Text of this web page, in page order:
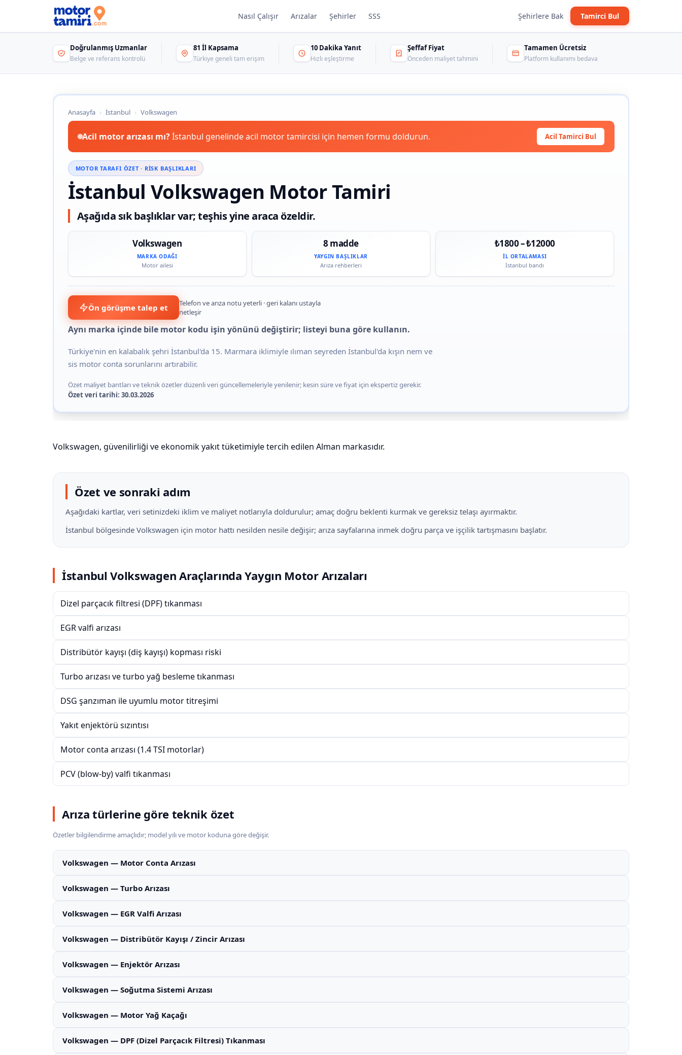
Nasıl Çalışır Arızalar Şehirler SSS Şehirlere Bak Tamirci Bul
Doğrulanmış Uzmanlar
Belge ve referans kontrolü
81 İl Kapsama
Türkiye geneli tam erişim
10 Dakika Yanıt
Hızlı eşleştirme
Şeffaf Fiyat
Önceden maliyet tahmini
Tamamen Ücretsiz
Platform kullanımı bedava
Anasayfa › İstanbul › Volkswagen
Acil motor arızası mı?İstanbul genelinde acil motor tamircisi için hemen formu doldurun. Acil Tamirci Bul
MOTOR TARAFI ÖZET · RISK BAŞLIKLARI
İstanbul Volkswagen Motor Tamiri
Aşağıda sık başlıklar var; teşhis yine araca özeldir.
Volkswagen
MARKA ODAĞI
Motor ailesi
8 madde
YAYGIN BAŞLIKLAR
Arıza rehberleri
₺1800 – ₺12000
İL ORTALAMASI
İstanbul bandı
Ön görüşme talep et
Telefon ve arıza notu yeterli · geri kalanı ustayla
netleşir
Aynı marka içinde bile motor kodu işin yönünü değiştirir; listeyi buna göre kullanın.
Türkiye'nin en kalabalık şehri İstanbul'da 15. Marmara iklimiyle ılıman seyreden İstanbul'da kışın nem ve
sis motor conta sorunlarını artırabilir.
Özet maliyet bantları ve teknik özetler düzenli veri güncellemeleriyle yenilenir; kesin süre ve fiyat için ekspertiz gerekir.
Özet veri tarihi: 30.03.2026
Volkswagen, güvenilirliği ve ekonomik yakıt tüketimiyle tercih edilen Alman markasıdır.
Özet ve sonraki adım
Aşağıdaki kartlar, veri setinizdeki iklim ve maliyet notlarıyla doldurulur; amaç doğru beklenti kurmak ve gereksiz telaşı ayırmaktır.
İstanbul bölgesinde Volkswagen için motor hattı nesilden nesile değişir; arıza sayfalarına inmek doğru parça ve işçilik tartışmasını başlatır.
İstanbul Volkswagen Araçlarında Yaygın Motor Arızaları
Dizel parçacık filtresi (DPF) tıkanması
EGR valfi arızası
Distribütör kayışı (diş kayışı) kopması riski
Turbo arızası ve turbo yağ besleme tıkanması
DSG şanzıman ile uyumlu motor titreşimi
Yakıt enjektörü sızıntısı
Motor conta arızası (1.4 TSI motorlar)
PCV (blow-by) valfi tıkanması
Arıza türlerine göre teknik özet
Özetler bilgilendirme amaçlıdır; model yılı ve motor koduna göre değişir.
Volkswagen — Motor Conta Arızası
Volkswagen — Turbo Arızası
Volkswagen — EGR Valfi Arızası
Volkswagen — Distribütör Kayışı / Zincir Arızası
Volkswagen — Enjektör Arızası
Volkswagen — Soğutma Sistemi Arızası
Volkswagen — Motor Yağ Kaçağı
Volkswagen — DPF (Dizel Parçacık Filtresi) Tıkanması